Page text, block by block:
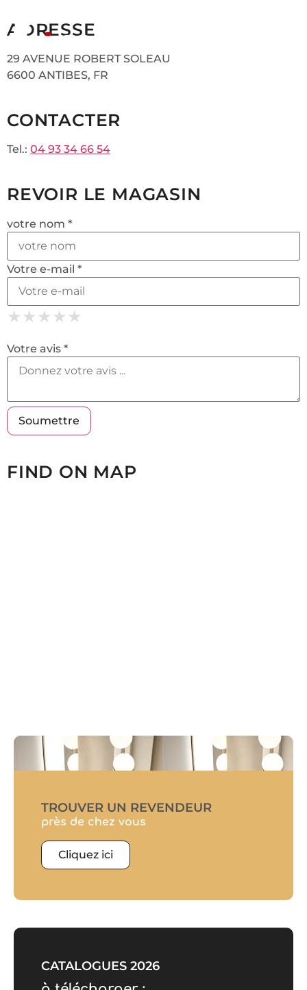
ADRESSE
29 AVENUE ROBERT SOLEAU
6600 ANTIBES, FR
CONTACTER
Tel.: 04 93 34 66 54
REVOIR LE MAGASIN
votre nom *
Votre e-mail *
★
★ ★
★ ★ ★
★ ★ ★ ★
★ ★ ★ ★ ★
Votre avis *
FIND ON MAP
TROUVER UN REVENDEUR
près de chez vous
Cliquez ici
CATALOGUES 2026